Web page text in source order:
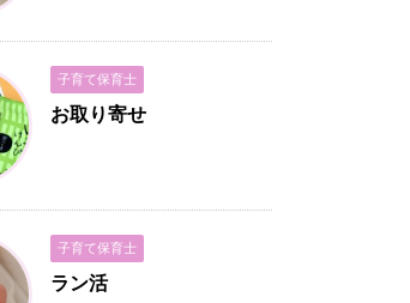
子育て保育士
お取り寄せ
子育て保育士
ラン活